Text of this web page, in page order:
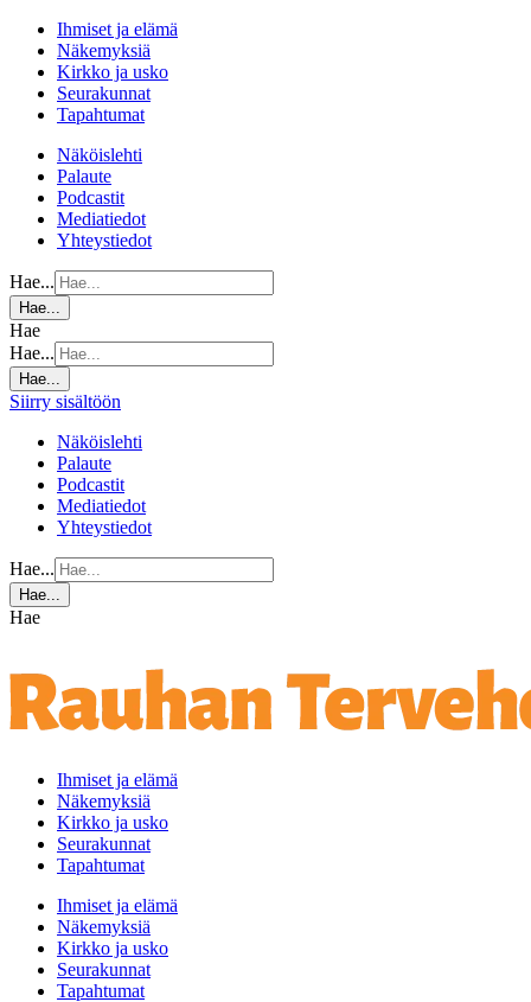
Ihmiset ja elämä
Näkemyksiä
Kirkko ja usko
Seurakunnat
Tapahtumat
Näköislehti
Palaute
Podcastit
Mediatiedot
Yhteystiedot
Hae...
Hae...
Hae
Hae...
Hae...
Siirry sisältöön
Näköislehti
Palaute
Podcastit
Mediatiedot
Yhteystiedot
Hae...
Hae...
Hae
Ihmiset ja elämä
Näkemyksiä
Kirkko ja usko
Seurakunnat
Tapahtumat
Ihmiset ja elämä
Näkemyksiä
Kirkko ja usko
Seurakunnat
Tapahtumat